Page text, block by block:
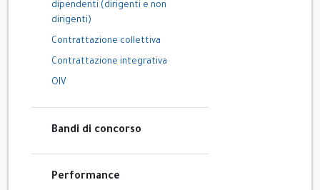
dipendenti (dirigenti e non
dirigenti)
Contrattazione collettiva
Contrattazione integrativa
OIV
Bandi di concorso
Performance